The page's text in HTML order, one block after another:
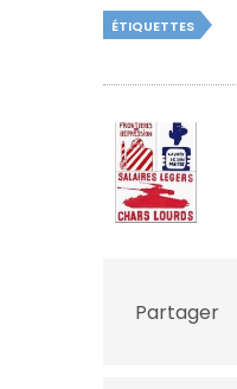
ÉTIQUETTES
Partager